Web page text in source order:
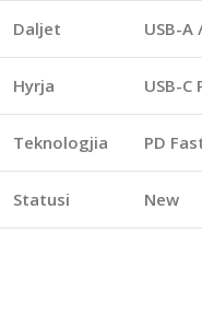
Daljet USB-A
Hyrja USB-C
Teknologjia PD
Statusi New